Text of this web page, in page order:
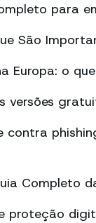
para
São
Europa: o
versões
contra
Completo
proteção